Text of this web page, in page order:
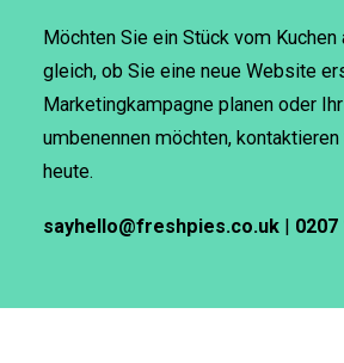
Möchten Sie ein Stück vom Kuchen
gleich, ob Sie eine neue Website
Marketingkampagne planen oder
umbenennen möchten,
heute.
sayhello@freshpies.co.uk | 0207